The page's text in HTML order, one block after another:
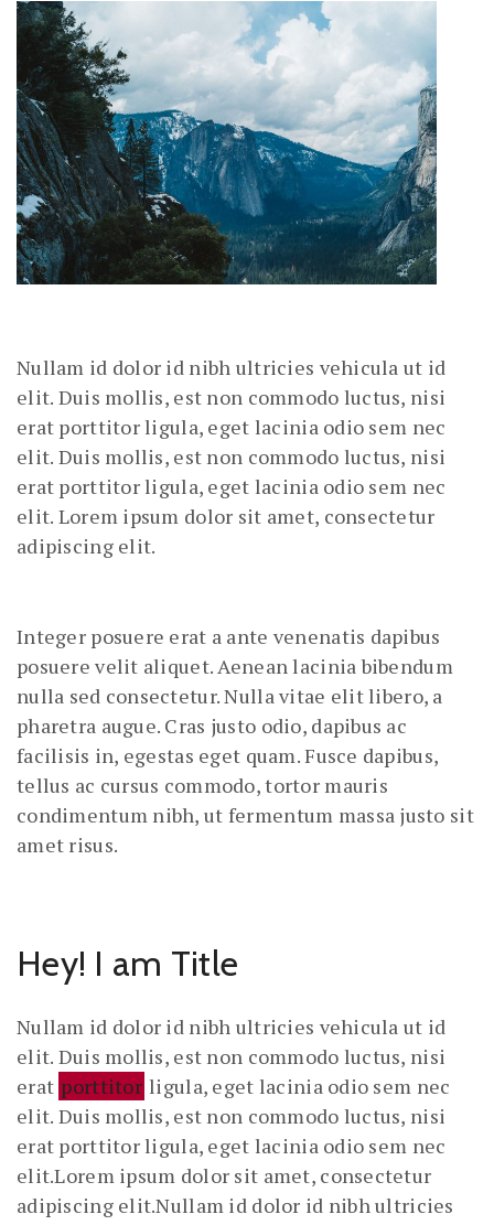
Nullam id dolor id nibh ultricies vehicula ut id
elit. Duis mollis, est non commodo luctus, nisi
erat porttitor ligula, eget lacinia odio sem nec
elit. Duis mollis, est non commodo luctus, nisi
erat porttitor ligula, eget lacinia odio sem nec
elit. Lorem ipsum dolor sit amet, consectetur
adipiscing elit.
Integer posuere erat a ante venenatis dapibus
posuere velit aliquet. Aenean lacinia bibendum
nulla sed consectetur. Nulla vitae elit libero, a
pharetra augue. Cras justo odio, dapibus ac
facilisis in, egestas eget quam. Fusce dapibus,
tellus ac cursus commodo, tortor mauris
condimentum nibh, ut fermentum massa justo sit
amet risus.
Hey! I am Title
Nullam id dolor id nibh ultricies vehicula ut id
elit. Duis mollis, est non commodo luctus, nisi
erat porttitor ligula, eget lacinia odio sem nec
elit. Duis mollis, est non commodo luctus, nisi
erat porttitor ligula, eget lacinia odio sem nec
elit.Lorem ipsum dolor sit amet, consectetur
adipiscing elit.Nullam id dolor id nibh ultricies